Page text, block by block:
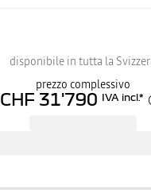
disponibile in tutta la
prezzo complessivo
CHF 31'790 IVA incl.*